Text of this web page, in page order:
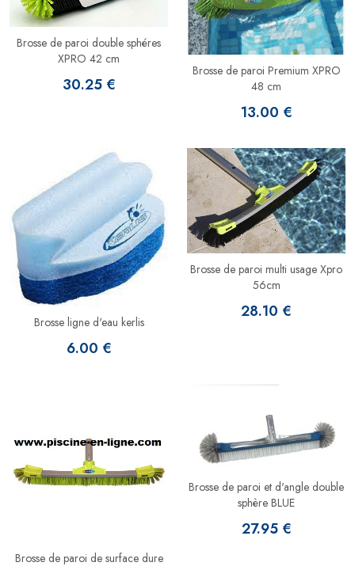
Brosse de paroi double sphéres
XPRO 42 cm
30.25 €
Brosse de paroi Premium XPRO
48 cm
13.00 €
Brosse ligne d'eau kerlis
6.00 €
Brosse de paroi multi usage Xpro
56cm
28.10 €
Brosse de paroi de surface dure
Brosse de paroi et d'angle double
sphère BLUE
27.95 €